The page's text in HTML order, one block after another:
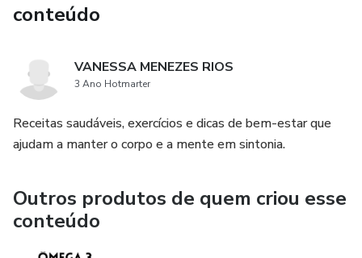
conteúdo
VANESSA MENEZES RIOS
3 Ano Hotmarter
Receitas saudáveis, exercícios e dicas de bem-estar que
ajudam a manter o corpo e a mente em sintonia.
Outros produtos de quem criou esse
conteúdo